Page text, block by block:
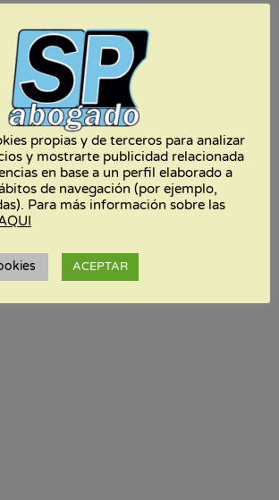
propias y de terceros para analizar
y mostrarte publicidad relacionada
en base a un perfil elaborado a
de navegación (por ejemplo,
Para más información sobre las
ACEPTAR